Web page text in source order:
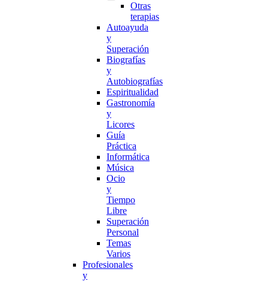
Otras
terapias
Autoayuda
y
Superación
Biografías
y
Autobiografías
Espiritualidad
Gastronomía
y
Licores
Guía
Práctica
Informática
Música
Ocio
y
Tiempo
Libre
Superación
Personal
Temas
Varios
Profesionales
y